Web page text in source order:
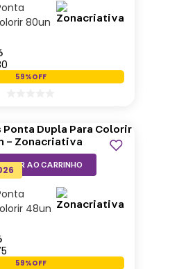
80un
59%OFF
48un
59%OFF
AO CARRINHO